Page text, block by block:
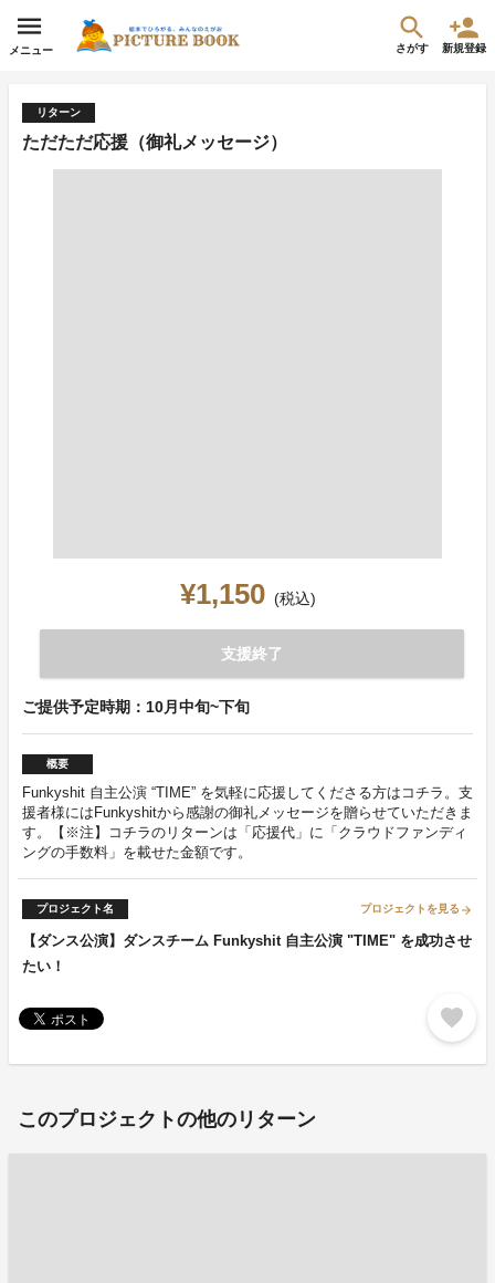
メニュー さがす 新規登録
リターン
ただただ応援（御礼メッセージ）
¥1,150 (税込)
支援終了
ご提供予定時期：10月中旬~下旬
概要
Funkyshit 自主公演 “TIME” を気軽に応援してくださる方はコチラ。支
援者様にはFunkyshitから感謝の御礼メッセージを贈らせていただきま
す。【※注】コチラのリターンは「応援代」に「クラウドファンディ
ングの手数料」を載せた金額です。
プロジェクト名 プロジェクトを見る arrow_forward
【ダンス公演】ダンスチーム Funkyshit 自主公演 "TIME" を成功させ
たい！
favorite
このプロジェクトの他のリターン